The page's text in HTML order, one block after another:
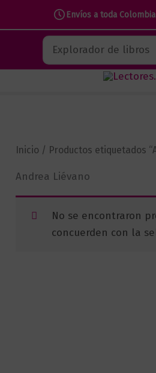
Envíos a toda
contenido
Buscar
Inicio / Productos etiquetados
Andrea Liévano
No se encontraron
concuerden con la